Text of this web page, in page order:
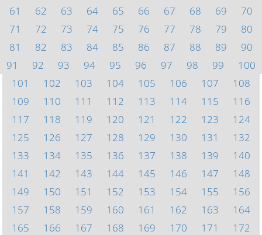
61
62 63 64 65 66 67 68 69
70
71
72 73 74 75 76 77 78 79
80
81
82 83 84 85 86 87 88 89
90
91
92 93 94 95 96 97 98 99
100
101
102 103 104 105 106 107
108
109
110 111 112 113 114 115
116
117
118 119 120 121 122 123
124
125
126 127 128 129 130 131
132
133
134 135 136 137 138 139
140
141
142 143 144 145 146 147
148
149
150 151 152 153 154 155
156
157
158 159 160 161 162 163
164
165
166 167 168 169 170 171
172